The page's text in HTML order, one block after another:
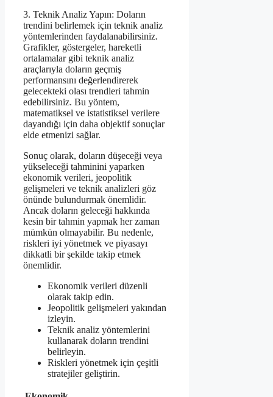
3. Teknik Analiz Yapın: Doların
trendini belirlemek için teknik analiz
yöntemlerinden faydalanabilirsiniz.
Grafikler, göstergeler, hareketli
ortalamalar gibi teknik analiz
araçlarıyla doların geçmiş
performansını değerlendirerek
gelecekteki olası trendleri tahmin
edebilirsiniz. Bu yöntem,
matematiksel ve istatistiksel verilere
dayandığı için daha objektif sonuçlar
elde etmenizi sağlar.
Sonuç olarak, doların düşeceği veya
yükseleceği tahminini yaparken
ekonomik verileri, jeopolitik
gelişmeleri ve teknik analizleri göz
önünde bulundurmak önemlidir.
Ancak doların geleceği hakkında
kesin bir tahmin yapmak her zaman
mümkün olmayabilir. Bu nedenle,
riskleri iyi yönetmek ve piyasayı
dikkatli bir şekilde takip etmek
önemlidir.
Ekonomik verileri düzenli
olarak takip edin.
Jeopolitik gelişmeleri yakından
izleyin.
Teknik analiz yöntemlerini
kullanarak doların trendini
belirleyin.
Riskleri yönetmek için çeşitli
stratejiler geliştirin.